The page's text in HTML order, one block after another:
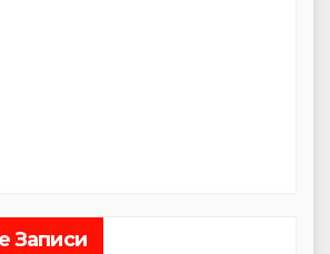
Записи